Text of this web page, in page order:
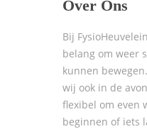
Over Ons
Bij
belang om weer
kunnen
wij ook in de
flexibel om even
beginnen of iets